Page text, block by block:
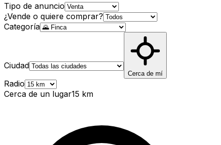
Tipo de anuncio
¿Vende o quiere comprar?
Categoría
Ciudad
Cerca de mí
Radio
Cerca de un lugar15 km